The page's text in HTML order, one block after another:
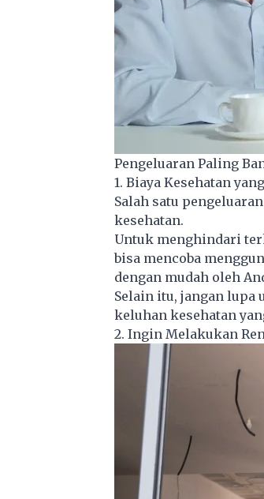
Pengeluaran Paling
1. Biaya Kesehatan
Salah satu
kesehatan.
Untuk menghindari
bisa mencoba
dengan mudah oleh
Selain itu, jangan lupa
keluhan kesehatan
2. Ingin Melakukan